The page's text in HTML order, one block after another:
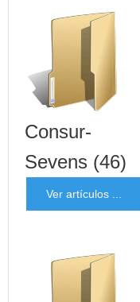
Consur-
Sevens (46)
Ver artículos ...